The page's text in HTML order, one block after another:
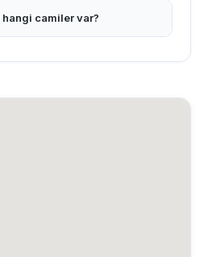
camiler var?